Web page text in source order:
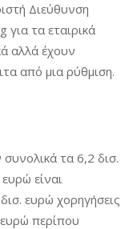
Διεύθυνση
τα εταιρικά
αλλά έχουν
από μια ρύθμιση.
τα 6,2 δισ.
είναι
ευρώ χορηγήσεις
περίπου